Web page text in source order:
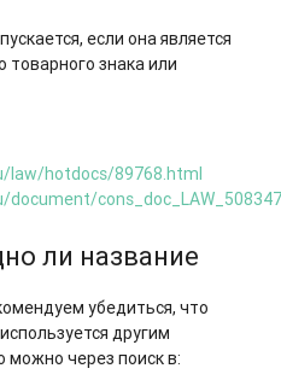
если она является
товарного знака или
law/hotdocs/89768.html
ли название
убедиться, что
другим
через поиск в: